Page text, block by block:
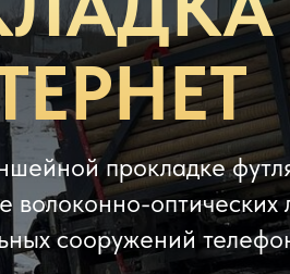
прокладке
волоконно-
сооружений